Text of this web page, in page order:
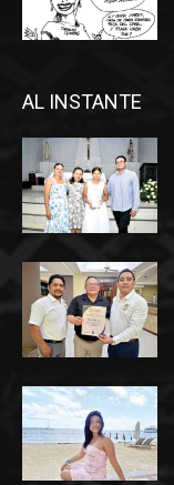
AL INSTANTE